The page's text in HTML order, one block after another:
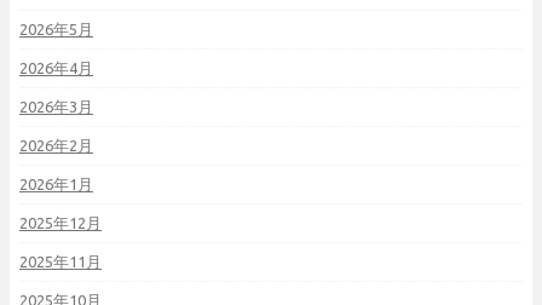
2026年5月
2026年4月
2026年3月
2026年2月
2026年1月
2025年12月
2025年11月
2025年10月